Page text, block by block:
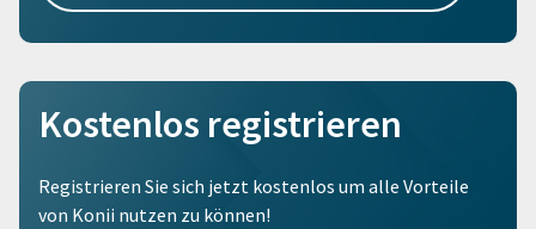
Kostenlos registrieren
Registrieren Sie sich jetzt kostenlos um alle Vorteile
von Konii nutzen zu können!